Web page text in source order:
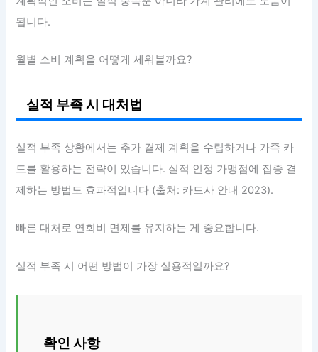
됩니다.
월별 소비 계획을 어떻게 세워볼까요?
실적 부족 시 대처법
실적 부족 상황에서는 추가 결제 계획을 수립하거나 가족 카
드를 활용하는 전략이 있습니다. 실적 인정 가맹점에 집중 결
제하는 방법도 효과적입니다 (출처: 카드사 안내 2023).
빠른 대처로 연회비 면제를 유지하는 게 중요합니다.
실적 부족 시 어떤 방법이 가장 실용적일까요?
확인 사항